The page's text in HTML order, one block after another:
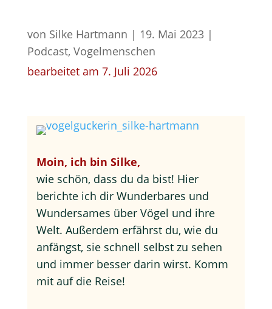
von Silke Hartmann | 19. Mai 2023|
Podcast, Vogelmenschen
bearbeitet am 7. Juli 2026
Moin, ich bin Silke,
wie schön, dass du da bist! Hier
berichte ich dir Wunderbares und
Wundersames über Vögel und ihre
Welt. Außerdem erfährst du, wie du
anfängst, sie schnell selbst zu sehen
und immer besser darin wirst. Komm
mit auf die Reise!